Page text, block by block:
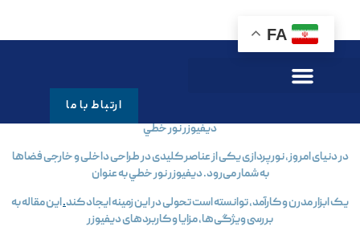
ارتباط با ما ديفيوزر نور خطي
ديفيوزر نور خطي
در دنیای امروز، نورپردازی یکی از عناصر کلیدی در طراحی داخلی و خارجی فضاها
به شمار می‌رود. ديفيوزر نور خطي به عنوان
یک ابزار مدرن و کارآمد، توانسته است تحولی در این زمینه ایجاد کند.این مقاله به
بررسی ویژگی‌ها، مزایا و کاربردهای ديفيوزر
FA